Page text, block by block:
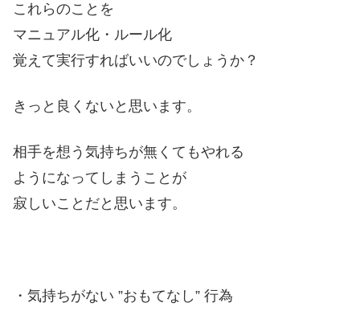
これらのことを
マニュアル化・ルール化
覚えて実行すればいいのでしょうか？
きっと良くないと思います。
相手を想う気持ちが無くてもやれる
ようになってしまうことが
寂しいことだと思います。
・気持ちがない ”おもてなし” 行為